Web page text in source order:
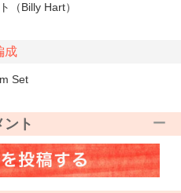
（Billy Hart）
成
Set
ント